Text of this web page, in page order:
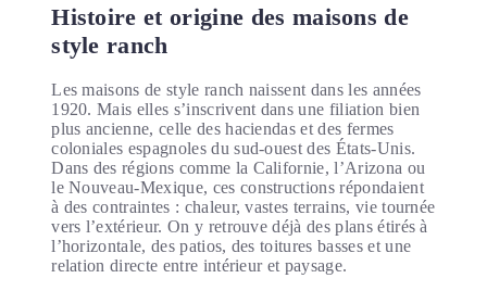
Histoire et origine des maisons de
style ranch
Les maisons de style ranch naissent dans les années
1920. Mais elles s’inscrivent dans une filiation bien
plus ancienne, celle des haciendas et des fermes
coloniales espagnoles du sud-ouest des États-Unis.
Dans des régions comme la Californie, l’Arizona ou
le Nouveau-Mexique, ces constructions répondaient
à des contraintes : chaleur, vastes terrains, vie tournée
vers l’extérieur. On y retrouve déjà des plans étirés à
l’horizontale, des patios, des toitures basses et une
relation directe entre intérieur et paysage.